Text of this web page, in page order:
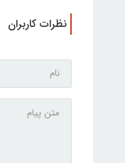
نظرات کاربران